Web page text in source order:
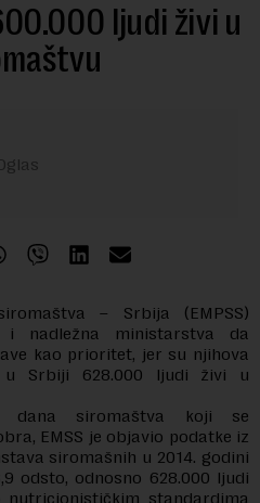
ljudi živi u
– Srbija (EMPSS)
nadležna ministarstva da
kao prioritet, jer su njihova
u Srbiji 628.000 ljudi živi u
dana siromaštva koji se
EMSS je objavio podatke iz
siromašnih u 2014. godini
odsto, odnosno 628.000 ljudi
standardima